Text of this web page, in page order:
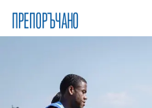
ПРЕПОРЪЧАНО